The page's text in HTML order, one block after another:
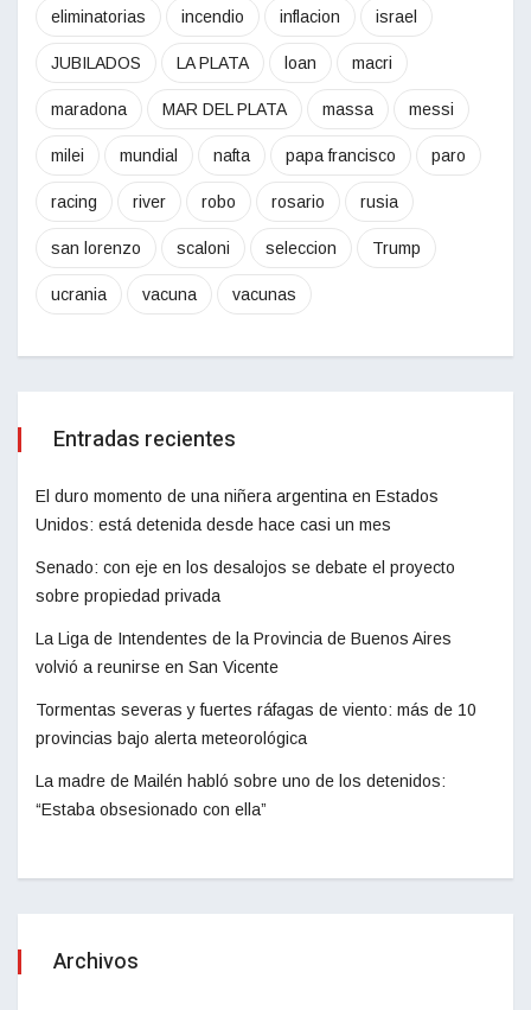
eliminatorias incendio inflacion israel
JUBILADOS LA PLATA loan macri
maradona MAR DEL PLATA massa messi
milei mundial nafta papa francisco paro
racing river robo rosario rusia
san lorenzo scaloni seleccion Trump
ucrania vacuna vacunas
Entradas recientes
El duro momento de una niñera argentina en Estados
Unidos: está detenida desde hace casi un mes
Senado: con eje en los desalojos se debate el proyecto
sobre propiedad privada
La Liga de Intendentes de la Provincia de Buenos Aires
volvió a reunirse en San Vicente
Tormentas severas y fuertes ráfagas de viento: más de 10
provincias bajo alerta meteorológica
La madre de Mailén habló sobre uno de los detenidos:
“Estaba obsesionado con ella”
Archivos